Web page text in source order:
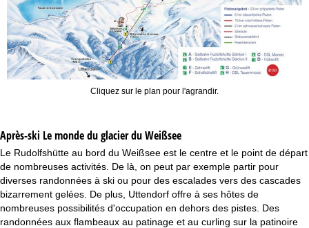
Cliquez sur le plan pour l'agrandir.
Après-ski Le monde du glacier du Weißsee
Le Rudolfshütte au bord du Weißsee est le centre et le point de départ
de nombreuses activités. De là, on peut par exemple partir pour
diverses randonnées à ski ou pour des escalades vers des cascades
bizarrement gelées. De plus, Uttendorf offre à ses hôtes de
nombreuses possibilités d'occupation en dehors des pistes. Des
randonnées aux flambeaux au patinage et au curling sur la patinoire